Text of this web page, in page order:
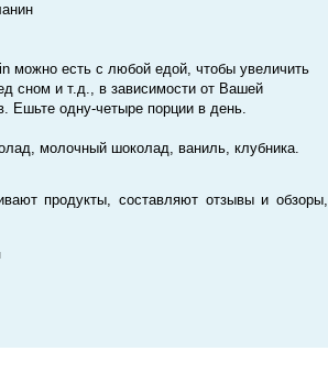
можно есть с любой едой, чтобы увеличить
сном и т.д., в зависимости от Вашей
Ешьте одну-четыре порции в день.
молочный шоколад, ваниль, клубника.
продукты, составляют отзывы и обзоры,